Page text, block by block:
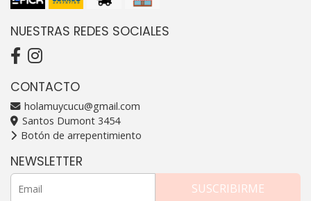
NUESTRAS REDES SOCIALES
CONTACTO
holamuycucu@gmail.com
Santos Dumont 3454
Botón de arrepentimiento
NEWSLETTER
SUSCRIBIRME